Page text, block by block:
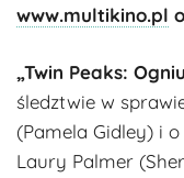
www.multikino.pl
„Twin Peaks:
śledztwie w
(Pamela Gidley) i
Laury Palmer